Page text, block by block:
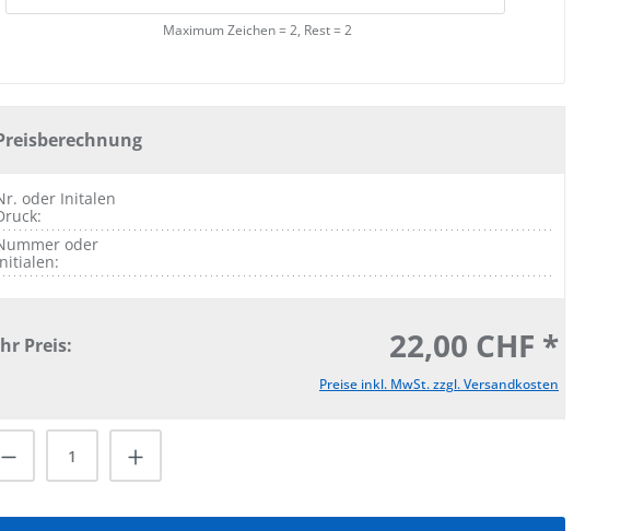
Maximum Zeichen = 2, Rest = 2
oder Initalen
oder
Preis: 22,00 CHF *
Preise inkl. MwSt. zzgl. Versandkosten
Produkt Anzahl: Gib den gewünschten Wert ein